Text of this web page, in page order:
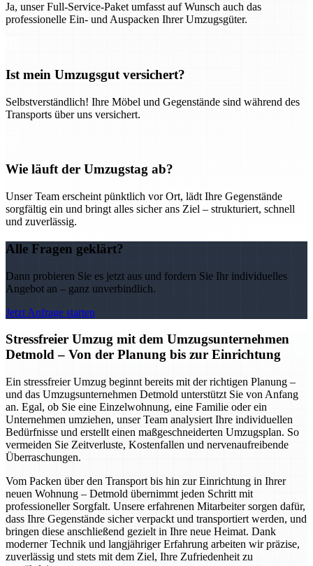
Ja, unser Full-Service-Paket umfasst auf Wunsch auch das
professionelle Ein- und Auspacken Ihrer Umzugsgüter.
Ist mein Umzugsgut versichert?
Selbstverständlich! Ihre Möbel und Gegenstände sind während des
Transports über uns versichert.
Wie läuft der Umzugstag ab?
Unser Team erscheint pünktlich vor Ort, lädt Ihre Gegenstände
sorgfältig ein und bringt alles sicher ans Ziel – strukturiert, schnell
und zuverlässig.
Alle Fragen geklärt?
Dann probieren Sie es jetzt aus und fordern Sie Ihr individuelles
Angebot an – ganz unverbindlich.
Jetzt Anfrage starten
Stressfreier Umzug mit dem Umzugsunternehmen
Detmold – Von der Planung bis zur Einrichtung
Ein stressfreier Umzug beginnt bereits mit der richtigen Planung –
und das Umzugsunternehmen Detmold unterstützt Sie von Anfang
an. Egal, ob Sie eine Einzelwohnung, eine Familie oder ein
Unternehmen umziehen, unser Team analysiert Ihre individuellen
Bedürfnisse und erstellt einen maßgeschneiderten Umzugsplan. So
vermeiden Sie Zeitverluste, Kostenfallen und nervenaufreibende
Überraschungen.
Vom Packen über den Transport bis hin zur Einrichtung in Ihrer
neuen Wohnung – Detmold übernimmt jeden Schritt mit
professioneller Sorgfalt. Unsere erfahrenen Mitarbeiter sorgen dafür,
dass Ihre Gegenstände sicher verpackt und transportiert werden, und
bringen diese anschließend gezielt in Ihre neue Heimat. Dank
moderner Technik und langjähriger Erfahrung arbeiten wir präzise,
zuverlässig und stets mit dem Ziel, Ihre Zufriedenheit zu